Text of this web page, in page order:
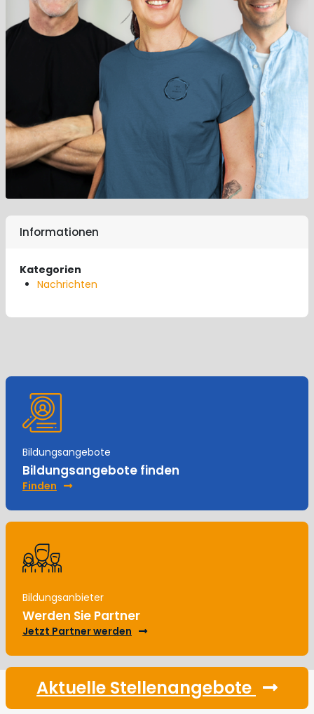
Informationen
Kategorien
Nachrichten
Bildungsangebote
Bildungsangebote finden
Finden
Bildungsanbieter
Werden Sie Partner
Jetzt Partner werden
Aktuelle Stellenangebote